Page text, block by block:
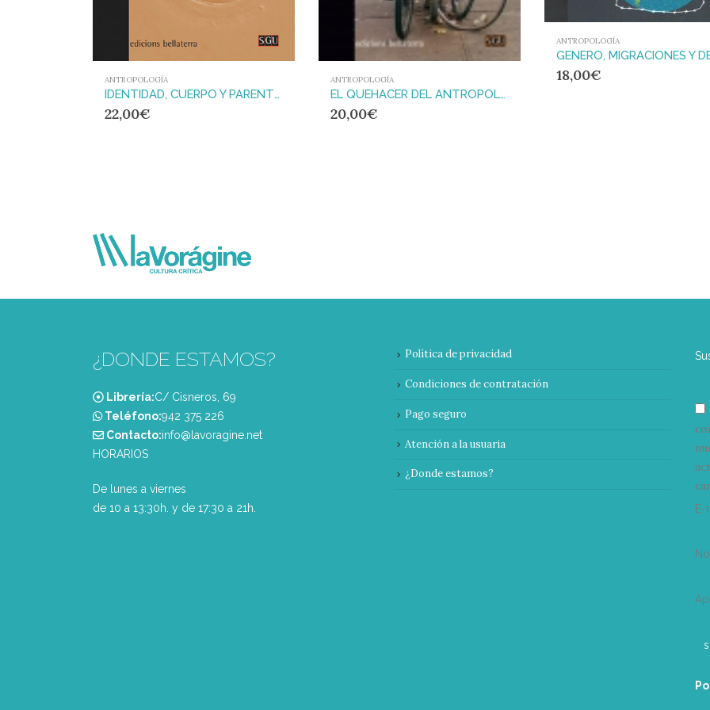
ANTROPOLOGÍA
IDENTIDAD, CUERPO Y PARENTESCO : Etnografía sobre la experiencia de la infertilidad y la reproducción asistida en Cataluña
22,00€
ANTROPOLOGÍA
EL QUEHACER DEL ANTROPOLOGO : METODOS ANTROPOLOGICOS PARA EL ESTUDIO DE LA SOCIEDAD Y LA CULTURA
20,00€
ANTROPOLOGÍA
18,00€
¿DONDE ESTAMOS?
Librería:C/ Cisneros, 69
Teléfono:‭942 375 226‬
Contacto:info@lavoragine.net
HORARIOS
De lunes a viernes
de 10 a 13:30h. y de 17:30 a 21h.
Política de privacidad
Condiciones de contratación
Pago seguro
Atención a la usuaria
¿Donde estamos?
E-